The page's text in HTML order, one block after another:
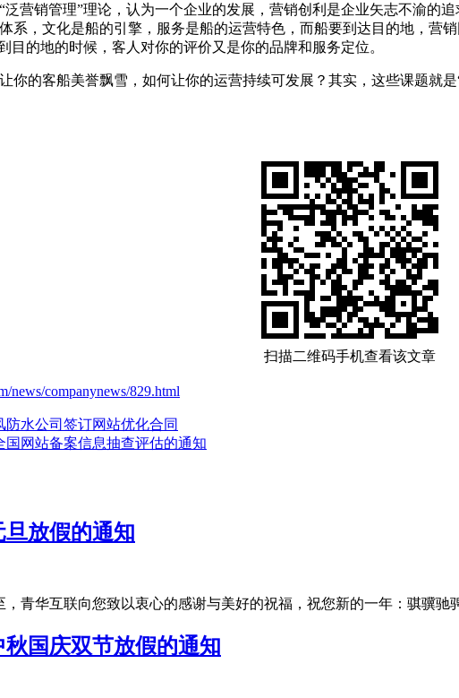
营销管理”理论，认为一个企业的发展，营销创利是企业矢志不渝的
系，文化是船的引擎，服务是船的运营特色，而船要到达目的地，营
目的地的时候，客人对你的评价又是你的品牌和服务定位。
你的客船美誉飘雪，如何让你的运营持续可发展？其实，这些课题就是
扫描二维码手机查看该文章
news/companynews/829.html
水公司签订网站优化合同
国网站备案信息抽查评估的通知
旦放假的通知
青华互联向您致以衷心的感谢与美好的祝福，祝您新的一年：骐骥驰
秋国庆双节放假的通知